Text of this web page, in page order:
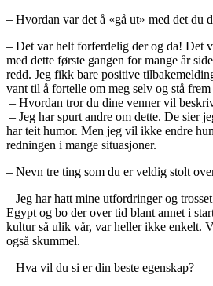
– Hvordan var det å «gå ut» med det du
– Det var helt forferdelig der og da! Det
med dette første gangen for mange år
redd. Jeg fikk bare positive
vant til å fortelle om meg selv og stå
– Hvordan tror du dine venner vil
– Jeg har spurt andre om dette. De sier
har teit humor. Men jeg vil ikke endre
redningen i mange situasjoner.
– Nevn tre ting som du er veldig stolt
– Jeg har hatt mine utfordringer og
Egypt og bo der over tid blant annet i
kultur så ulik vår, var heller ikke enkelt.
også skummel.
– Hva vil du si er din beste egenskap?